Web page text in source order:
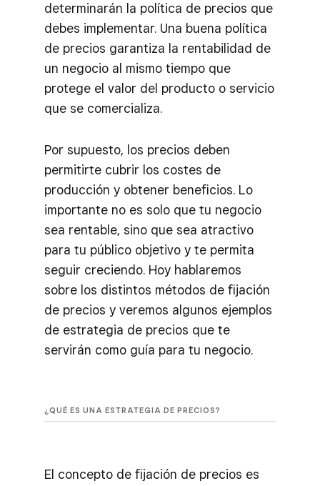
determinarán la política de precios que
debes implementar. Una buena política
de precios garantiza la rentabilidad de
un negocio al mismo tiempo que
protege el valor del producto o servicio
que se comercializa.
Por supuesto, los precios deben
permitirte cubrir los costes de
producción y obtener beneficios. Lo
importante no es solo que tu negocio
sea rentable, sino que sea atractivo
para tu público objetivo y te permita
seguir creciendo. Hoy hablaremos
sobre los distintos métodos de fijación
de precios y veremos algunos ejemplos
de estrategia de precios que te
servirán como guía para tu negocio.
¿QUÉ ES UNA ESTRATEGIA DE PRECIOS?
El concepto de fijación de precios es